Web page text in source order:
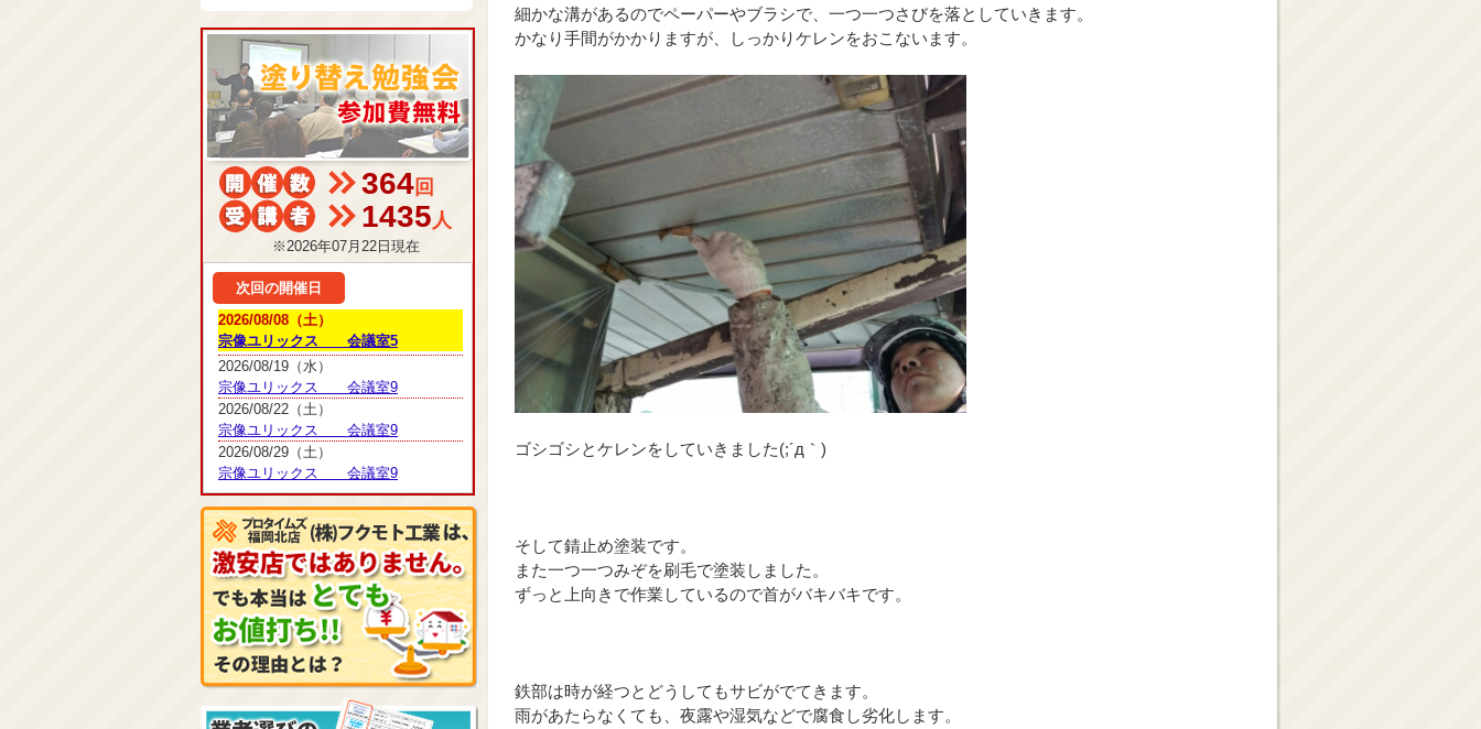
細かな溝があるのでペーパーやブラシで、一つ一つさびを落としていきます。
かなり手間がかかりますが、しっかりケレンをおこないます。
ゴシゴシとケレンをしていきました(;´д｀)
そして錆止め塗装です。
また一つ一つみぞを刷毛で塗装しました。
ずっと上向きで作業しているので首がバキバキです。
鉄部は時が経つとどうしてもサビがでてきます。
雨があたらなくても、夜露や湿気などで腐食し劣化します。
364回
1435人
※2026年07月22日現在
次回の開催日
2026/08/08（土）
宗像ユリックス 会議室5
2026/08/19（水）
宗像ユリックス 会議室9
2026/08/22（土）
宗像ユリックス 会議室9
2026/08/29（土）
宗像ユリックス 会議室9